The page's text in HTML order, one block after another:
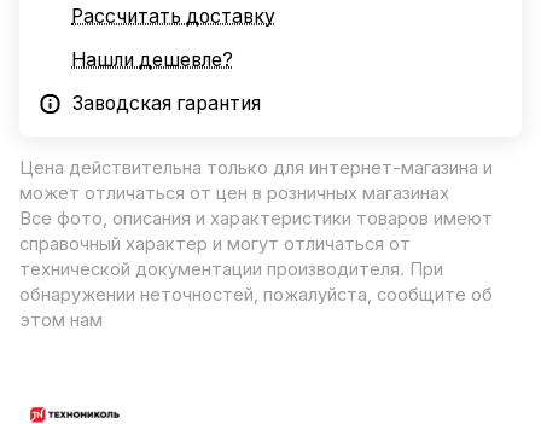
Рассчитать доставку
Нашли дешевле?
Заводская гарантия
Цена действительна только для интернет-магазина и
может отличаться от цен в розничных магазинах
Все фото, описания и характеристики товаров имеют
справочный характер и могут отличаться от
технической документации производителя. При
обнаружении неточностей, пожалуйста, сообщите об
этом нам